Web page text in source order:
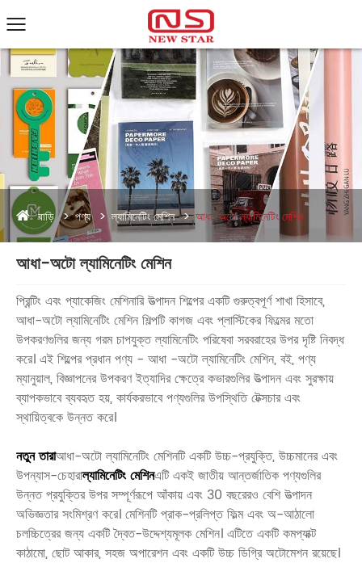
বাড়ি পণ্য ল্যামিনেটিং মেশিন আধা-অটো ল্যামিনেটিং মেশিন
আধা-অটো ল্যামিনেটিং মেশিন
প্রিন্টিং এবং প্যাকেজিং মেশিনারি উত্পাদন শিল্পের একটি গুরুত্বপূর্ণ শাখা হিসাবে,
আধা-অটো ল্যামিনেটিং মেশিন শিল্পটি কাগজ এবং প্লাস্টিকের ফিল্মের মতো
উপকরণগুলির জন্য গরম চাপযুক্ত ল্যামিনেটিং পরিষেবা সরবরাহের উপর দৃষ্টি নিবদ্ধ
করে। এই শিল্পের প্রধান পণ্য - আধা -অটো ল্যামিনেটিং মেশিন, বই, পণ্য
ম্যানুয়াল, বিজ্ঞাপনের উপকরণ ইত্যাদির ক্ষেত্রে কভারগুলির উত্পাদন এবং সুরক্ষায়
ব্যাপকভাবে ব্যবহৃত হয়, কার্যকরভাবে পণ্যগুলির উপস্থিতি টেক্সচার এবং
স্থায়িত্বকে উন্নত করে।
নতুন তারাআধা-অটো ল্যামিনেটিং মেশিনটি একটি উচ্চ-প্রযুক্তি, উচ্চমানের এবং
উপন্যাস-চেহারাল্যামিনেটিং মেশিনএটি একই জাতীয় আন্তর্জাতিক পণ্যগুলির
উন্নত প্রযুক্তির উপর সম্পূর্ণরূপে আঁকায় এবং 30 বছরেরও বেশি উত্পাদন
অভিজ্ঞতার সংমিশ্রণ করে। মেশিনটি প্রাক-প্রলিপ্ত ফিল্ম এবং অ-আঠালো
চলচ্চিত্রের জন্য একটি দ্বৈত-উদ্দেশ্যমূলক মেশিন। এটিতে একটি কমপ্যাক্ট
কাঠামো, ছোট আকার, সহজ অপারেশন এবং একটি উচ্চ ডিগ্রি অটোমেশন রয়েছে।